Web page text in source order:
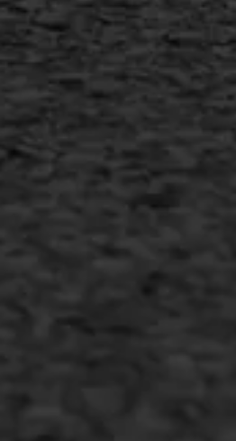
MEER INFORMATIE
Inschrijven nieuwsbrief
Duurzaam ondernemen